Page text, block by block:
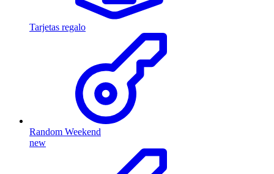
Tarjetas regalo
Random Weekend
new